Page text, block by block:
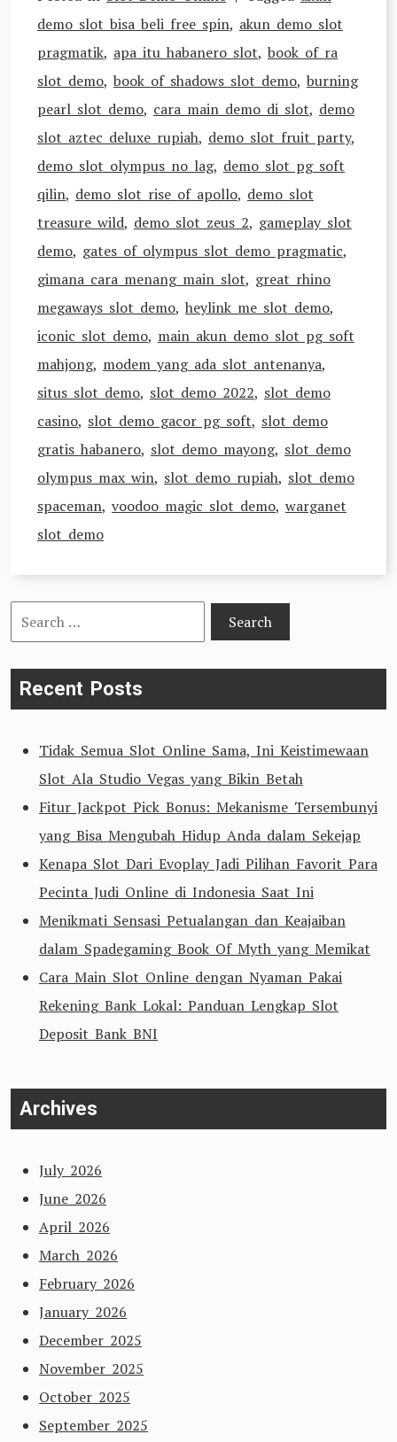
demo slot bisa beli free spin, akun demo slot
pragmatik, apa itu habanero slot, book of ra
slot demo, book of shadows slot demo, burning
pearl slot demo, cara main demo di slot, demo
slot aztec deluxe rupiah, demo slot fruit party,
demo slot olympus no lag, demo slot pg soft
qilin, demo slot rise of apollo, demo slot
treasure wild, demo slot zeus 2, gameplay slot
demo, gates of olympus slot demo pragmatic,
gimana cara menang main slot, great rhino
megaways slot demo, heylink me slot demo,
iconic slot demo, main akun demo slot pg soft
mahjong, modem yang ada slot antenanya,
situs slot demo, slot demo 2022, slot demo
casino, slot demo gacor pg soft, slot demo
gratis habanero, slot demo mayong, slot demo
olympus max win, slot demo rupiah, slot demo
spaceman, voodoo magic slot demo, warganet
slot demo
Search
for:
Recent Posts
Tidak Semua Slot Online Sama, Ini Keistimewaan
Slot Ala Studio Vegas yang Bikin Betah
Fitur Jackpot Pick Bonus: Mekanisme Tersembunyi
yang Bisa Mengubah Hidup Anda dalam Sekejap
Kenapa Slot Dari Evoplay Jadi Pilihan Favorit Para
Pecinta Judi Online di Indonesia Saat Ini
Menikmati Sensasi Petualangan dan Keajaiban
dalam Spadegaming Book Of Myth yang Memikat
Cara Main Slot Online dengan Nyaman Pakai
Rekening Bank Lokal: Panduan Lengkap Slot
Deposit Bank BNI
Archives
July 2026
June 2026
April 2026
March 2026
February 2026
January 2026
December 2025
November 2025
October 2025
September 2025